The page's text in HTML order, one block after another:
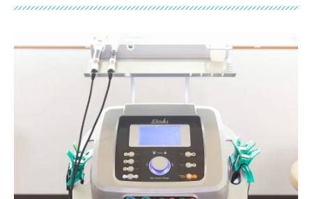
微弱電流で細胞を活性化する治療
頭痛に対応した整骨院のアプローチ
血流改善で頭痛を根本から解消
慢性頭痛に効く整骨院の施術法
慢性的な頭痛に効果的な寺庄整骨院の治療
整骨院の施術で頭痛を根本改善
慢性的な頭痛に対応する整骨院の方法